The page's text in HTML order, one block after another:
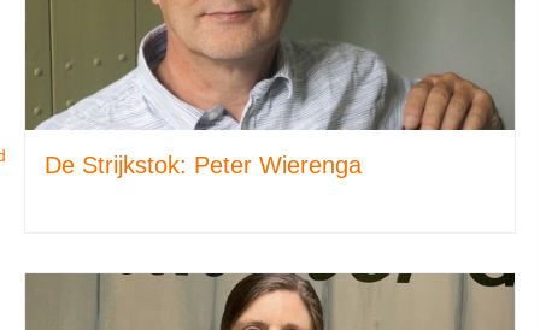
De Strijkstok: Peter Wierenga